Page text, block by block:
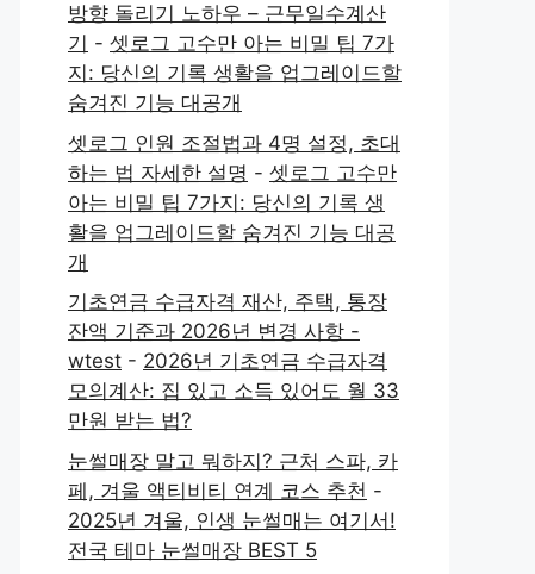
방향 돌리기 노하우 – 근무일수계산
기 - 셋로그 고수만 아는 비밀 팁 7가
지: 당신의 기록 생활을 업그레이드할
숨겨진 기능 대공개
셋로그 인원 조절법과 4명 설정, 초대
하는 법 자세한 설명 - 셋로그 고수만
아는 비밀 팁 7가지: 당신의 기록 생
활을 업그레이드할 숨겨진 기능 대공
개
기초연금 수급자격 재산, 주택, 통장
잔액 기준과 2026년 변경 사항 -
wtest - 2026년 기초연금 수급자격
모의계산: 집 있고 소득 있어도 월 33
만원 받는 법?
눈썰매장 말고 뭐하지? 근처 스파, 카
페, 겨울 액티비티 연계 코스 추천 -
2025년 겨울, 인생 눈썰매는 여기서!
전국 테마 눈썰매장 BEST 5